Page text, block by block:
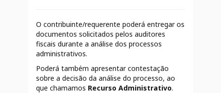
O contribuinte/requerente poderá entregar os
documentos solicitados pelos auditores
fiscais durante a análise dos processos
administrativos.
Poderá também apresentar contestação
sobre a decisão da análise do processo, ao
que chamamos Recurso Administrativo.